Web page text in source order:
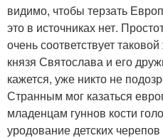
видимо, чтобы терзать
это в источниках нет.
очень соответствует
князя Святослава и его
кажется, уже никто не
Странным мог казаться
младенцам гуннов кости
уродование детских